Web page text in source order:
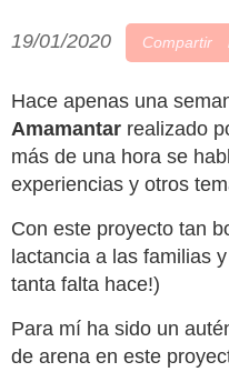
19/01/2020 Compartir
Hace apenas una
Amamantar realizado
más de una hora se
experiencias y otros
Con este proyecto tan
lactancia a las familias
tanta falta hace!)
Para mí ha sido un
de arena en este